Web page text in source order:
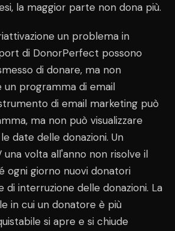
la maggior parte non dona più.
un problema in
di DonorPerfect possono
di donare, ma non
un programma di email
di email marketing può
ma non può visualizzare
date delle donazioni. Un
volta all'anno non risolve il
ogni giorno nuovi donatori
di interruzione delle donazioni. La
in cui un donatore è più
si apre e si chiude